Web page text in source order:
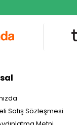
Satış Sözleşmesi